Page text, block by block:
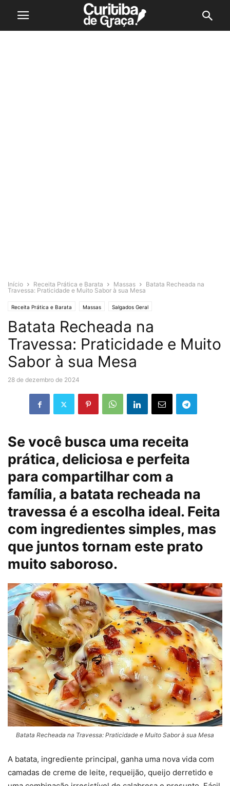
Início Receita Prática e Barata Massas
Batata Recheada na
Travessa: Praticidade e Muito Sabor à sua Mesa
Receita Prática e Barata Massas Salgados Geral
Batata Recheada na
Travessa: Praticidade e Muito
Sabor à sua Mesa
28 de dezembro de 2024
Se você busca uma receita
prática, deliciosa e perfeita
para compartilhar com a
família, a batata recheada na
travessa é a escolha ideal. Feita
com ingredientes simples, mas
que juntos tornam este prato
muito saboroso.
Batata Recheada na Travessa: Praticidade e Muito Sabor à sua Mesa
A batata, ingrediente principal, ganha uma nova vida com
camadas de creme de leite, requeijão, queijo derretido e